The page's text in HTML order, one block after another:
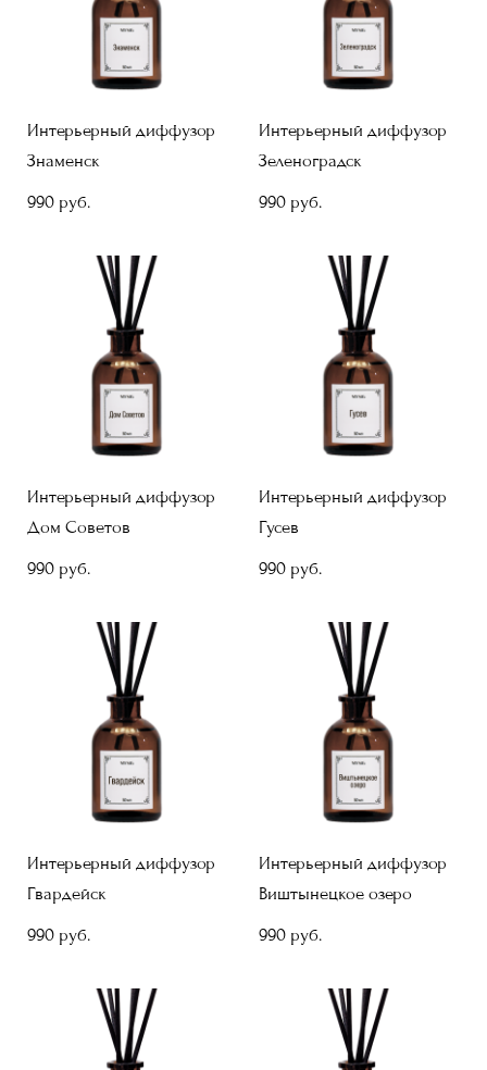
Интерьерный диффузор
Знаменск
990 pуб.
Интерьерный диффузор
Зеленоградск
990 pуб.
Интерьерный диффузор
Дом Советов
990 pуб.
Интерьерный диффузор
Гусев
990 pуб.
Интерьерный диффузор
Гвардейск
990 pуб.
Интерьерный диффузор
Виштынецкое озеро
990 pуб.